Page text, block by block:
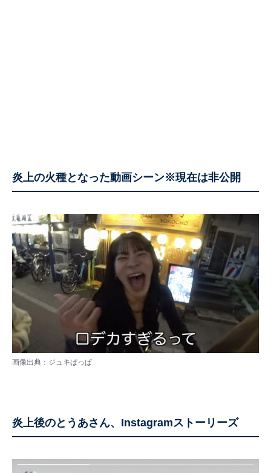
炎上の火種となった動画シーン※現在は非公開
画像出典： ジュキぱっぱ
炎上後のとうあさん、Instagramストーリーズ